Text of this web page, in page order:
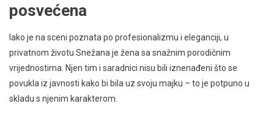
posvećena
Iako je na sceni poznata po profesionalizmu i eleganciji, u
privatnom životu Snežana je žena sa snažnim porodičnim
vrijednostima. Njen tim i saradnici nisu bili iznenađeni što se
povukla iz javnosti kako bi bila uz svoju majku – to je potpuno u
skladu s njenim karakterom.